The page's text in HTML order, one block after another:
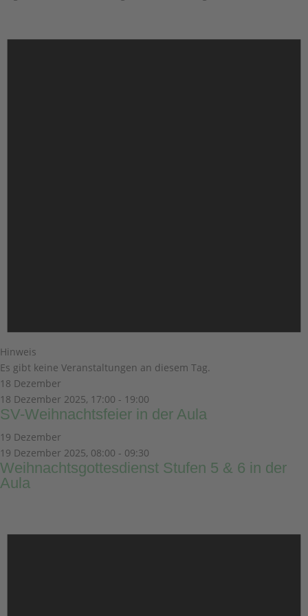
Hinweis
Es gibt keine Veranstaltungen an diesem Tag.
18 Dezember
18 Dezember 2025, 17:00 - 19:00
SV-Weihnachtsfeier in der Aula
19 Dezember
19 Dezember 2025, 08:00 - 09:30
Weihnachtsgottesdienst Stufen 5 & 6 in der
Aula